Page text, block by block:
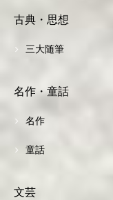
古典・思想
三大随筆
名作・童話
名作
童話
文芸